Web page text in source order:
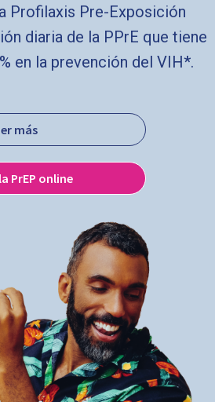
Profilaxis Pre-Exposición
diaria de la PPrE que tiene
en la prevención del VIH*.
más
PrEP online